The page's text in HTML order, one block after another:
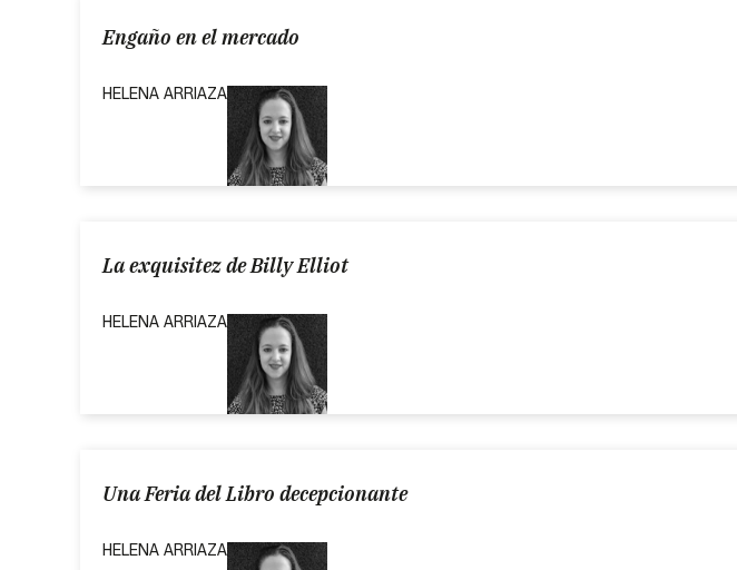
Engaño en el mercado
HELENA ARRIAZA
La exquisitez de Billy Elliot
HELENA ARRIAZA
Una Feria del Libro decepcionante
HELENA ARRIAZA